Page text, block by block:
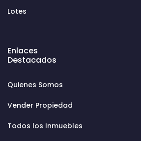
Lotes
Enlaces
Destacados
Quienes Somos
Vender Propiedad
Todos los Inmuebles